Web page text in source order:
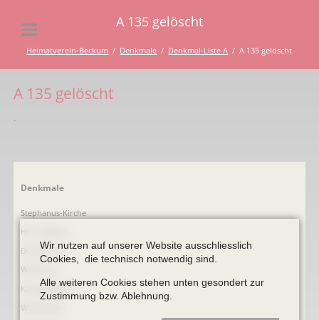
A 135 gelöscht
Heimatverein-Beckum Denkmale Denkmal-Liste A A 135 gelöscht
A 135 gelöscht
.
Navigation
Denkmale
Stephanus-Kirche
Hist. Rathaus
Domitorium
Wehrturm
Köttings Mühle
Windmühle
Wir nutzen auf unserer Website ausschliesslich
Cookies, die technisch notwendig sind.
Alle weiteren Cookies stehen unten gesondert zur
Zustimmung bzw. Ablehnung.